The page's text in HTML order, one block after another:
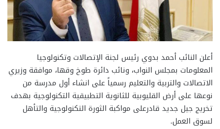
أعلن النائب أحمد بدوي رئيس لجنة الإتصالات وتكنولوجيا
المعلومات بمجلس النواب، ونائب دائرة طوخ وقها، موافقة وزيري
الاتصالات والتربية والتعليم رسمياً على انشاء أول مدرسة من
نوعها على أرض القليوبية للثانوية التطبيقية التكنولوجية بهدف
تخريج جيل جديد قادرعلى مواكبة الثورة التكنولوجية والتأهل
لسوق العمل.